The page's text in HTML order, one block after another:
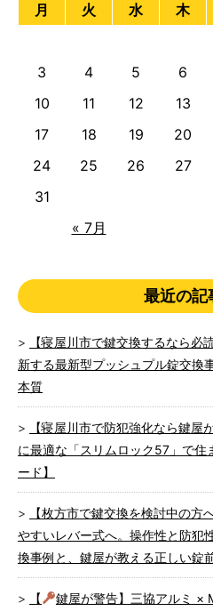
月
火 水 木
« 7月
3
4 5 6
10
11 12 13
17
18 19 20
24
25 26 27
31
最近の記
【寝屋川市で鍵交換するなら必
新する最新型プッシュプル錠交換
本質
【寝屋川市で防犯強化なら鍵屋
に最適な「スリムロック57」で住
ード】
【枚方市で鍵交換を検討中の
やすいレバー式へ。操作性と防犯
換事例と、鍵屋が教える正しい錠
【
鍵屋が警告】三協アルミ ×